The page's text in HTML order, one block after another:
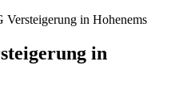
in Hohenems
in